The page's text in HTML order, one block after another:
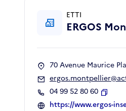
ETTI
ERGOS
70 Avenue Maurice
04 99 52 80 60
https://www.ergos-